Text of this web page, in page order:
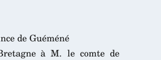
de Guéméné
à M. le comte de